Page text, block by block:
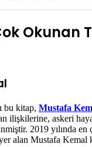
Okunan
bu kitap, Mustafa
ilişkilerine, askeri
2019 yılında
alan Mustafa Kemal